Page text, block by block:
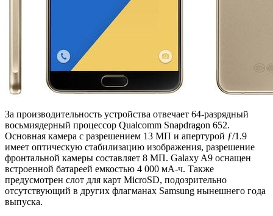
За производительность устройства отвечает 64-разрядный
восьмиядерный процессор Qualcomm Snapdragon 652.
Основная камера с разрешением 13 МП и апертурой ƒ/1.9
имеет оптическую стабилизацию изображения, разрешение
фронтальной камеры составляет 8 МП. Galaxy A9 оснащен
встроенной батареей емкостью 4 000 мА-ч. Также
предусмотрен слот для карт MicroSD, подозрительно
отсутствующий в других флагманах Samsung нынешнего года
выпуска.